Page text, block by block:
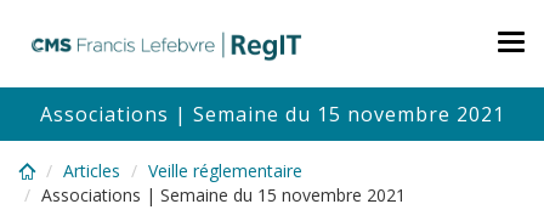
content
Associations | Semaine du 15 novembre 2021
Articles
Veille réglementaire
Associations | Semaine du 15 novembre 2021